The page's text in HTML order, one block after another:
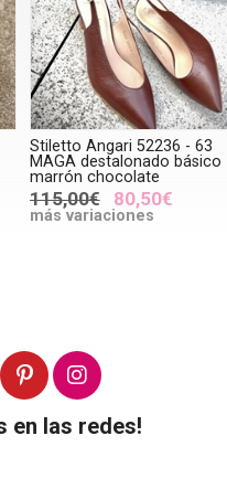
Stiletto Angari 52236 - 63
MAGA destalonado básico
marrón chocolate
115,00€ 80,50€
más variaciones
en las redes!